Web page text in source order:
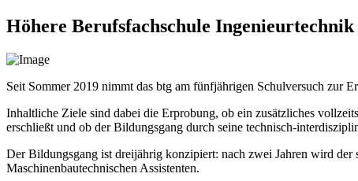
Höhere Berufsfachschule Ingenieurtechnik
Seit Sommer 2019 nimmt das btg am fünfjährigen Schulversuch zur
Inhaltliche Ziele sind dabei die Erprobung, ob ein zusätzliches
erschließt und ob der Bildungsgang durch seine technisch-
Der Bildungsgang ist dreijährig konzipiert: nach zwei Jahren wird
Maschinenbautechnischen Assistenten.